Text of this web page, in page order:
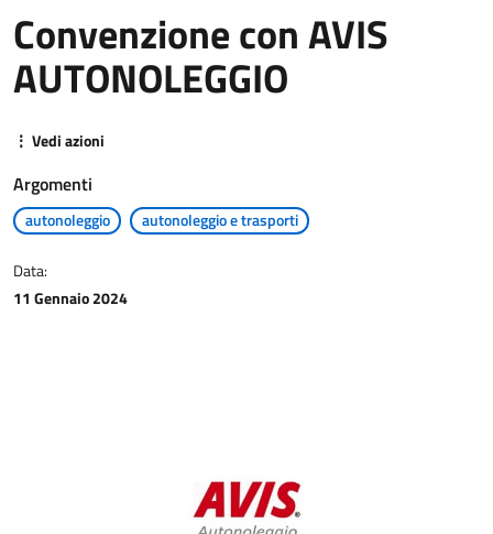
ISCRITTO
AGGIORNAMENTO PROFESSIONALE
Convenzione con AVIS
AUTONOLEGGIO
⋮ Vedi azioni
Argomenti
autonoleggio autonoleggio e trasporti
Data:
11 Gennaio 2024